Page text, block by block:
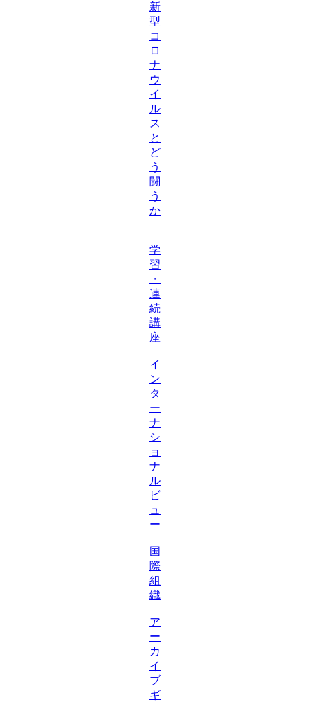
新
型
コ
ロ
ナ
ウ
イ
ル
ス
と
ど
う
闘
う
か
学
習
・
連
続
講
座
イ
ン
タ
ー
ナ
シ
ョ
ナ
ル
ビ
ュ
ー
国
際
組
織
ア
ー
カ
イ
ブ
ギ